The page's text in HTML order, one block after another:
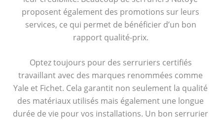
proposent également des promotions sur leurs
services, ce qui permet de bénéficier d’un bon
rapport qualité-prix.
Optez toujours pour des serruriers certifiés
travaillant avec des marques renommées comme
Yale et Fichet. Cela garantit non seulement la qualité
des matériaux utilisés mais également une longue
durée de vie pour vos installations. Un bon serrurier